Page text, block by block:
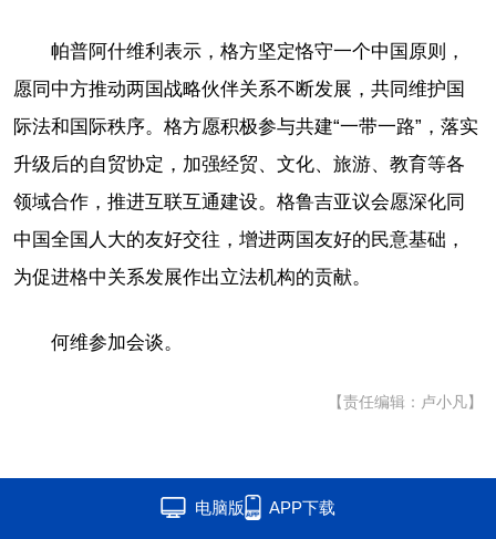
帕普阿什维利表示，格方坚定恪守一个中国原则，
愿同中方推动两国战略伙伴关系不断发展，共同维护国
际法和国际秩序。格方愿积极参与共建“一带一路”，落实
升级后的自贸协定，加强经贸、文化、旅游、教育等各
领域合作，推进互联互通建设。格鲁吉亚议会愿深化同
中国全国人大的友好交往，增进两国友好的民意基础，
为促进格中关系发展作出立法机构的贡献。
何维参加会谈。
【责任编辑：卢小凡】
电脑版 APP下载